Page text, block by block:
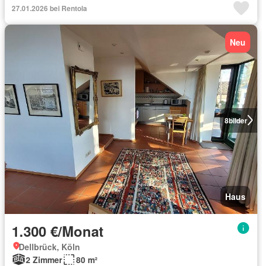
27.01.2026 bei Rentola
8bilder
Neu
Haus
1.300 €/Monat
Dellbrück, Köln
2 Zimmer
80 m²